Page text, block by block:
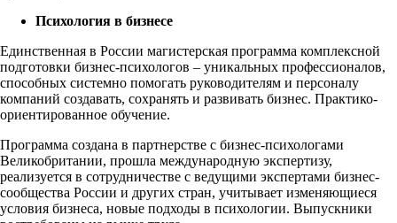
Психология в бизнесе
Единственная в России магистерская программа комплексной
подготовки бизнес-психологов – уникальных профессионалов,
способных системно помогать руководителям и персоналу
компаний создавать, сохранять и развивать бизнес. Практико-
ориентированное обучение.
Программа создана в партнерстве с бизнес-психологами
Великобритании, прошла международную экспертизу,
реализуется в сотрудничестве с ведущими экспертами бизнес-
сообщества России и других стран, учитывает изменяющиеся
условия бизнеса, новые подходы в психологии. Выпускники